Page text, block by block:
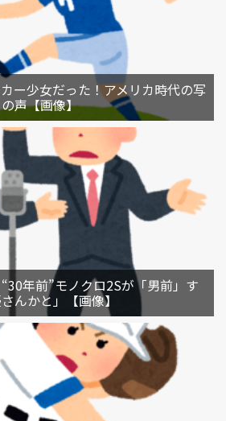
ー少女だった！アメリカ時代の写
声【画像】
年前”モノクロ2Sが「男前」す
んかと」【画像】